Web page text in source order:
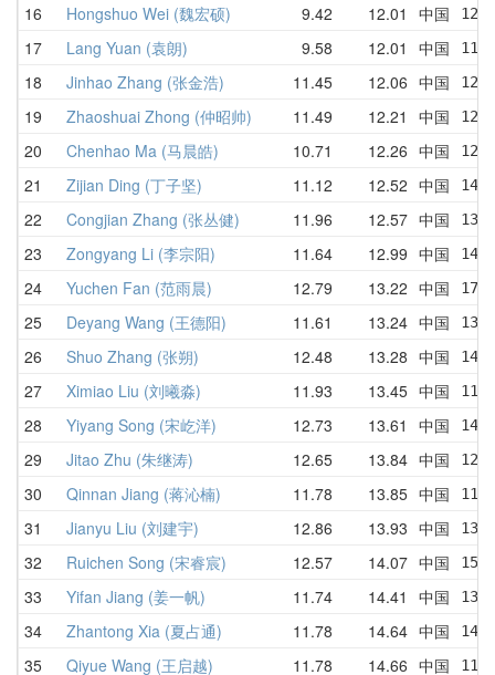
16 Hongshuo Wei (魏宏硕) 9.42 12.01 中国
17 Lang Yuan (袁朗) 9.58 12.01 中国
18 Jinhao Zhang (张金浩) 11.45 12.06 中国
19 Zhaoshuai Zhong (仲昭帅) 11.49 12.21 中国
20 Chenhao Ma (马晨皓) 10.71 12.26 中国
21 Zijian Ding (丁子坚) 11.12 12.52 中国
22 Congjian Zhang (张丛健) 11.96 12.57 中国
23 Zongyang Li (李宗阳) 11.64 12.99 中国
24 Yuchen Fan (范雨晨) 12.79 13.22 中国
25 Deyang Wang (王德阳) 11.61 13.24 中国
26 Shuo Zhang (张朔) 12.48 13.28 中国
27 Ximiao Liu (刘曦淼) 11.93 13.45 中国
28 Yiyang Song (宋屹洋) 12.73 13.61 中国
29 Jitao Zhu (朱继涛) 12.65 13.84 中国
30 Qinnan Jiang (蒋沁楠) 11.78 13.85 中国
31 Jianyu Liu (刘建宇) 12.86 13.93 中国
32 Ruichen Song (宋睿宸) 12.57 14.07 中国
33 Yifan Jiang (姜一帆) 11.74 14.41 中国
34 Zhantong Xia (夏占通) 11.78 14.64 中国
35 Qiyue Wang (王启越) 11.78 14.66 中国